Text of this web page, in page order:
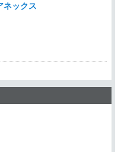
ネックス